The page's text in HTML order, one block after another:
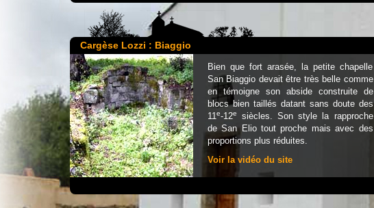
Cargèse Lozzi : Biaggio
Bien que fort arasée, la petite chapelle
San Biaggio devait être très belle comme
en témoigne son abside construite de
blocs bien taillés datant sans doute des
11e-12e
siècles. Son style la rapproche
de San Elio tout proche mais avec des
proportions plus réduites.
Voir la vidéo du site